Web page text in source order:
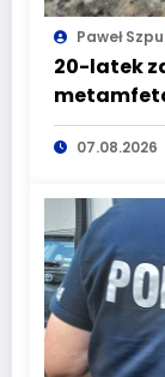
Paweł
20-latek
07.08.2026